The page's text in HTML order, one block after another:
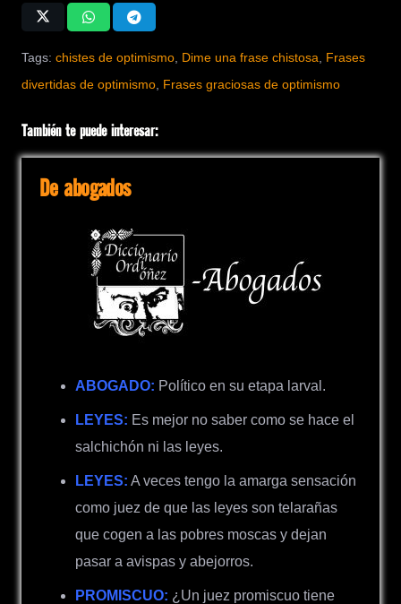
Tags: chistes de optimismo Dime una frase chistosa
Frases
divertidas de optimismo Frases graciosas de optimismo
También te puede interesar:
De abogados
ABOGADO: Político en su etapa larval.
LEYES: Es mejor no saber como se hace el
salchichón ni las leyes.
LEYES: A veces tengo la amarga sensación
como juez de que las leyes son telarañas
que cogen a las pobres moscas y dejan
pasar a avispas y abejorros.
PROMISCUO: ¿Un juez promiscuo tiene